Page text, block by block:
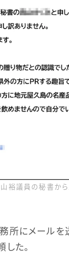
山裕議員の秘書か
所にメールを
た。